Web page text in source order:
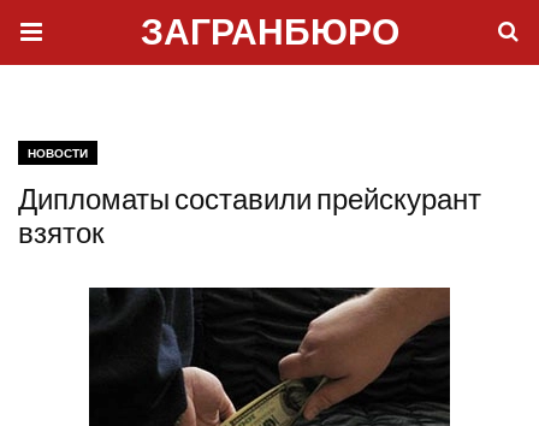
ЗАГРАНБЮРО
НОВОСТИ
Дипломаты составили прейскурант
взяток